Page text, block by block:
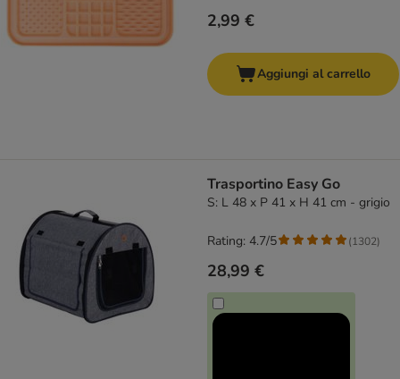
2,99 €
Aggiungi al carrello
Trasportino Easy Go
S: L 48 x P 41 x H 41 cm - grigio
28,99 €
Rating: 4.7/5 (1302)